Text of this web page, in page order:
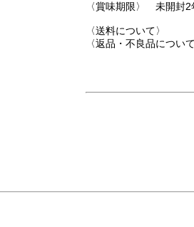
〈賞味期限〉 未開封2
〈送料について〉
〈返品・不良品につい